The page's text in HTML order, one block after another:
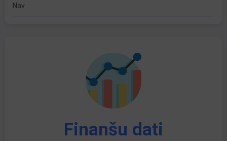
Nav
Finanšu dati